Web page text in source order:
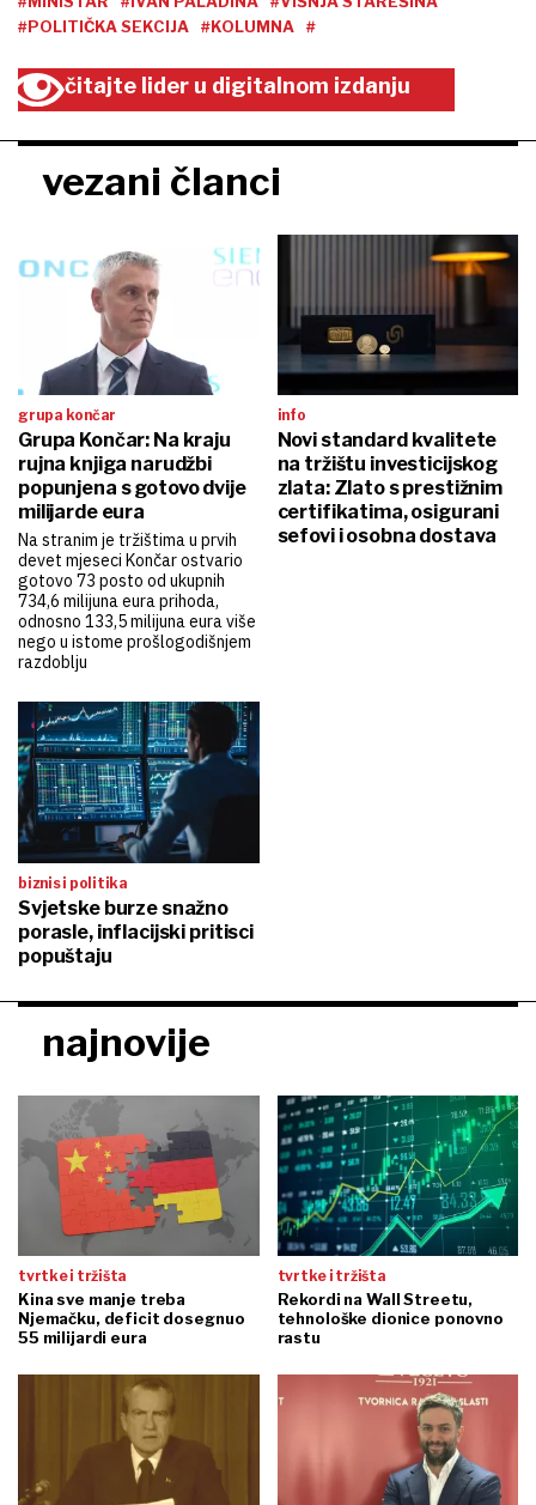
#POLITIČKA SEKCIJA
#KOLUMNA #
čitajte lider u digitalnom izdanju
vezani članci
grupa končar
Grupa Končar: Na kraju
rujna knjiga narudžbi
popunjena s gotovo dvije
milijarde eura
Na stranim je tržištima u prvih
devet mjeseci Končar ostvario
gotovo 73 posto od ukupnih
734,6 milijuna eura prihoda,
odnosno 133,5 milijuna eura više
nego u istome prošlogodišnjem
razdoblju
info
Novi standard kvalitete
na tržištu investicijskog
zlata: Zlato s prestižnim
certifikatima, osigurani
sefovi i osobna dostava
biznis i politika
Svjetske burze snažno
porasle, inflacijski pritisci
popuštaju
najnovije
tvrtke i tržišta
Kina sve manje treba
Njemačku, deficit dosegnuo
55 milijardi eura
tvrtke i tržišta
Rekordi na Wall Streetu,
tehnološke dionice ponovno
rastu